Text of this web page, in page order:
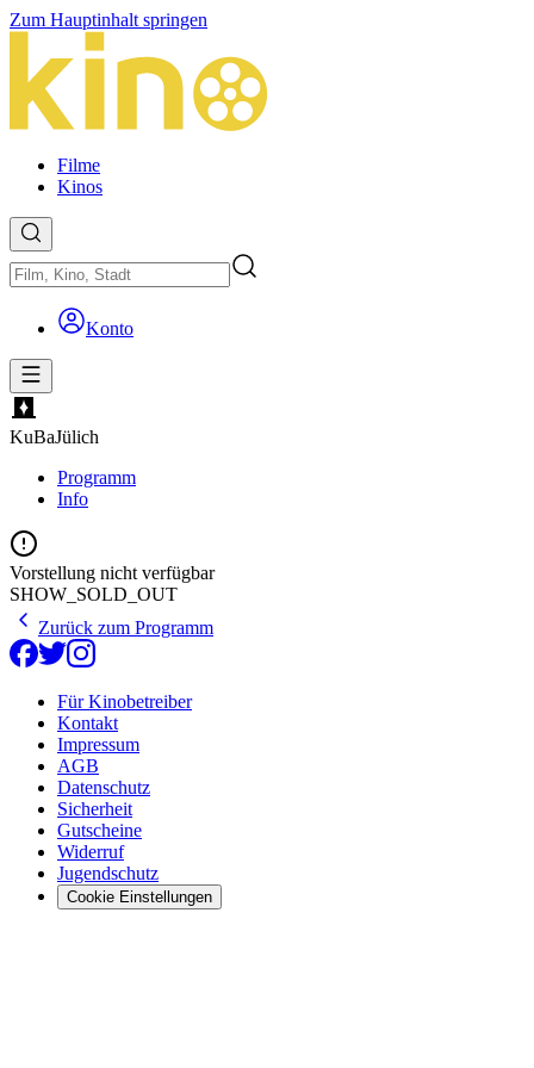
Zum Hauptinhalt springen
Filme
Kinos
Konto
KuBaJülich
Programm
Info
Vorstellung nicht verfügbar
SHOW_SOLD_OUT
Zurück zum Programm
Für Kinobetreiber
Kontakt
Impressum
AGB
Datenschutz
Sicherheit
Gutscheine
Widerruf
Jugendschutz
Cookie Einstellungen